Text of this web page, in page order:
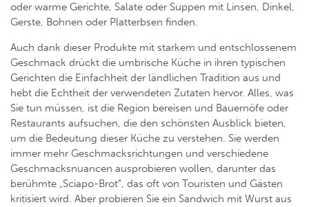
oder warme Gerichte, Salate oder Suppen mit Linsen, Dinkel,
Gerste, Bohnen oder Platterbsen finden.
Auch dank dieser Produkte mit starkem und entschlossenem
Geschmack drückt die umbrische Küche in ihren typischen
Gerichten die Einfachheit der ländlichen Tradition aus und
hebt die Echtheit der verwendeten Zutaten hervor. Alles, was
Sie tun müssen, ist die Region bereisen und Bauernöfe oder
Restaurants aufsuchen, die den schönsten Ausblick bieten,
um die Bedeutung dieser Küche zu verstehen. Sie werden
immer mehr Geschmacksrichtungen und verschiedene
Geschmacksnuancen ausprobieren wollen, darunter das
berühmte „Sciapo-Brot“, das oft von Touristen und Gästen
kritisiert wird. Aber probieren Sie ein Sandwich mit Wurst aus